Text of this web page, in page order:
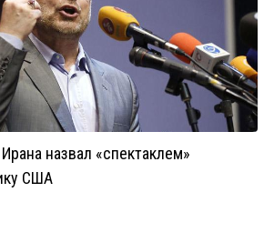
назвал «спектаклем»
США